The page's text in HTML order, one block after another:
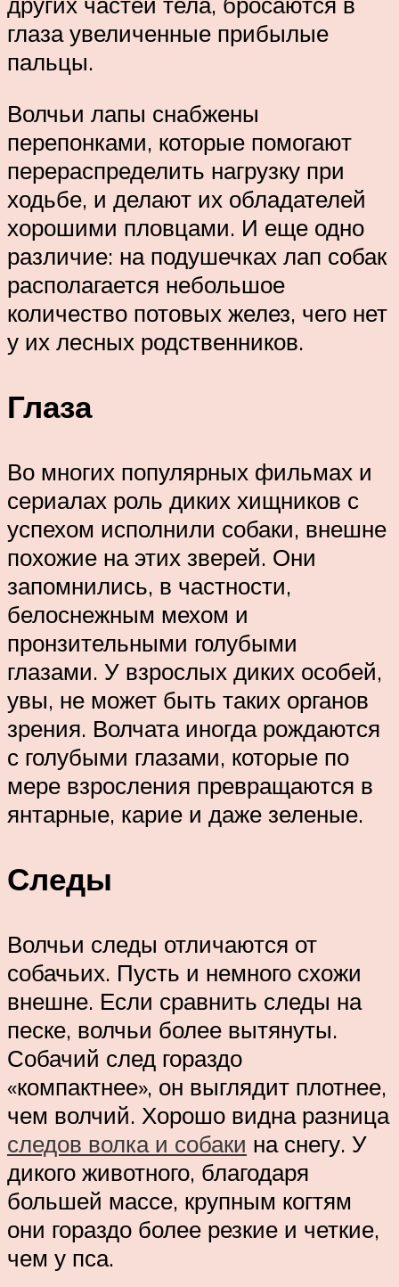
глаза увеличенные прибылые
пальцы.
Волчьи лапы снабжены
перепонками, которые помогают
перераспределить нагрузку при
ходьбе, и делают их обладателей
хорошими пловцами. И еще одно
различие: на подушечках лап собак
располагается небольшое
количество потовых желез, чего нет
у их лесных родственников.
Глаза
Во многих популярных фильмах и
сериалах роль диких хищников с
успехом исполнили собаки, внешне
похожие на этих зверей. Они
запомнились, в частности,
белоснежным мехом и
пронзительными голубыми
глазами. У взрослых диких особей,
увы, не может быть таких органов
зрения. Волчата иногда рождаются
с голубыми глазами, которые по
мере взросления превращаются в
янтарные, карие и даже зеленые.
Следы
Волчьи следы отличаются от
собачьих. Пусть и немного схожи
внешне. Если сравнить следы на
песке, волчьи более вытянуты.
Собачий след гораздо
«компактнее», он выглядит плотнее,
чем волчий. Хорошо видна разница
следов волка и собаки на снегу. У
дикого животного, благодаря
большей массе, крупным когтям
они гораздо более резкие и четкие,
чем у пса.